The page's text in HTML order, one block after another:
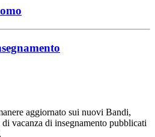
aggiornato sui nuovi Bandi,
vacanza di insegnamento pubblicati